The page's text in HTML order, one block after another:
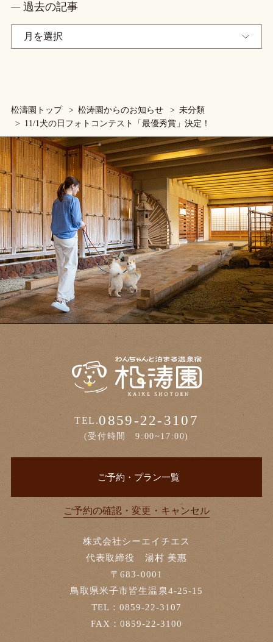
過去の記事
松濤園トップ 松涛園からのお知らせ
未分類
11/1犬の日フォトコンテスト「最優秀賞」決定！
TEL.0859-22-3107
(受付時間 9:00~17:00)
ご予約・プラン一覧
ご予約の確認・変更・キャンセル
株式会社シーエイチエス
代表取締役 湯村 美惠
〒683-0001
鳥取県米子市皆生温泉4-25-15
TEL：0859-22-3107
FAX：0859-22-3100